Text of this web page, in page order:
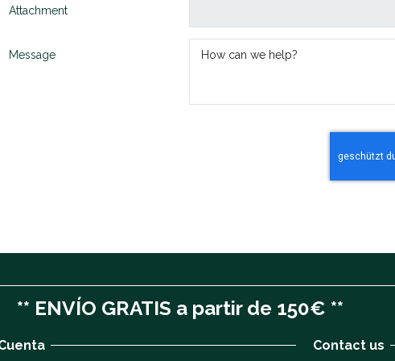
Attachment
Message
** ENVÍO GRATIS a partir de 150€ **
Contact us